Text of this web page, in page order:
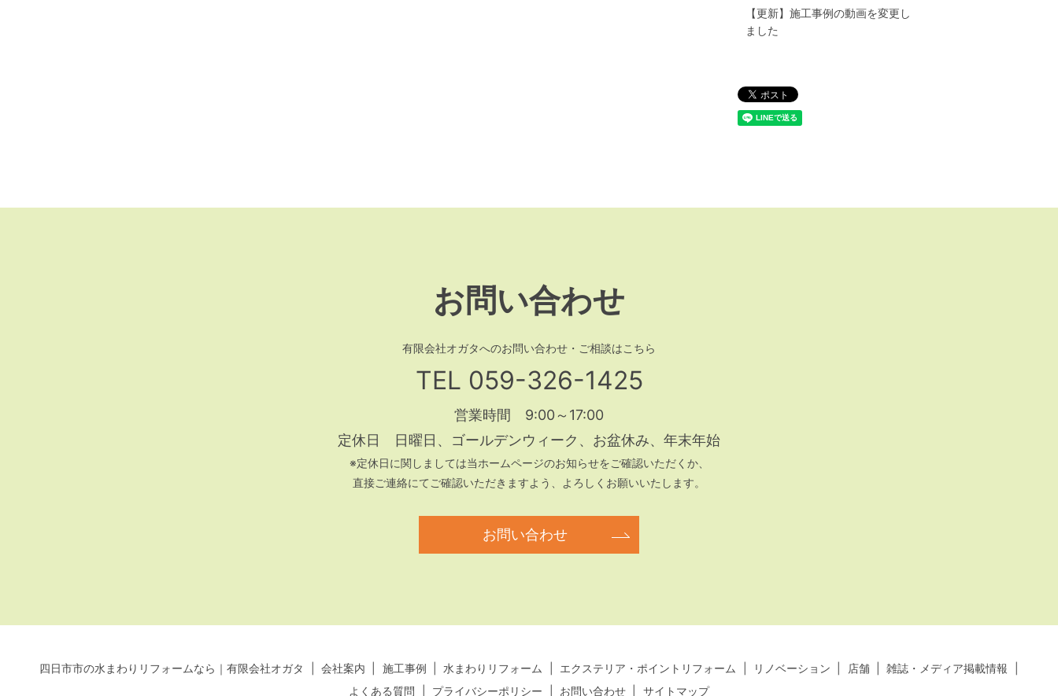
【更新】施工事例の動画を変更し
ました
お問い合わせ
有限会社オガタへのお問い合わせ・ご相談はこちら
TEL 059-326-1425
営業時間 9:00～17:00
定休日
日曜日、ゴールデンウィーク、 お盆休み、年末年始
※定休日に関しましては当ホームページのお知らせをご確認いただくか、
直接ご連絡にてご確認いただきますよう、よろしくお願いいたします。
お問い合わせ
四日市市の水まわりリフォームなら｜有限会社オガタ 会社案内 施工事例 水まわりリフォーム エクステリア・ポイントリフォーム リノベーション 店舗
雑誌・メディア掲載情報
よくある質問
プライバシーポリシー お問い合わせ サイトマップ